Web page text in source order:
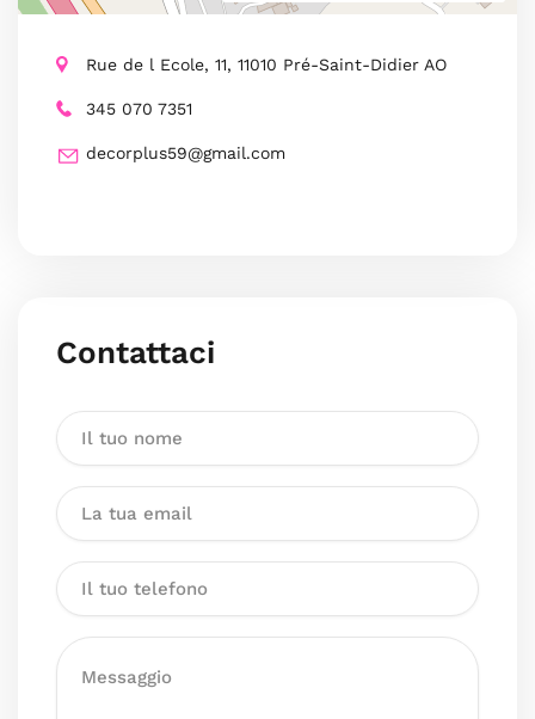
Rue de l Ecole, 11, 11010 Pré-Saint-Didier AO
345 070 7351
decorplus59@gmail.com
Contattaci